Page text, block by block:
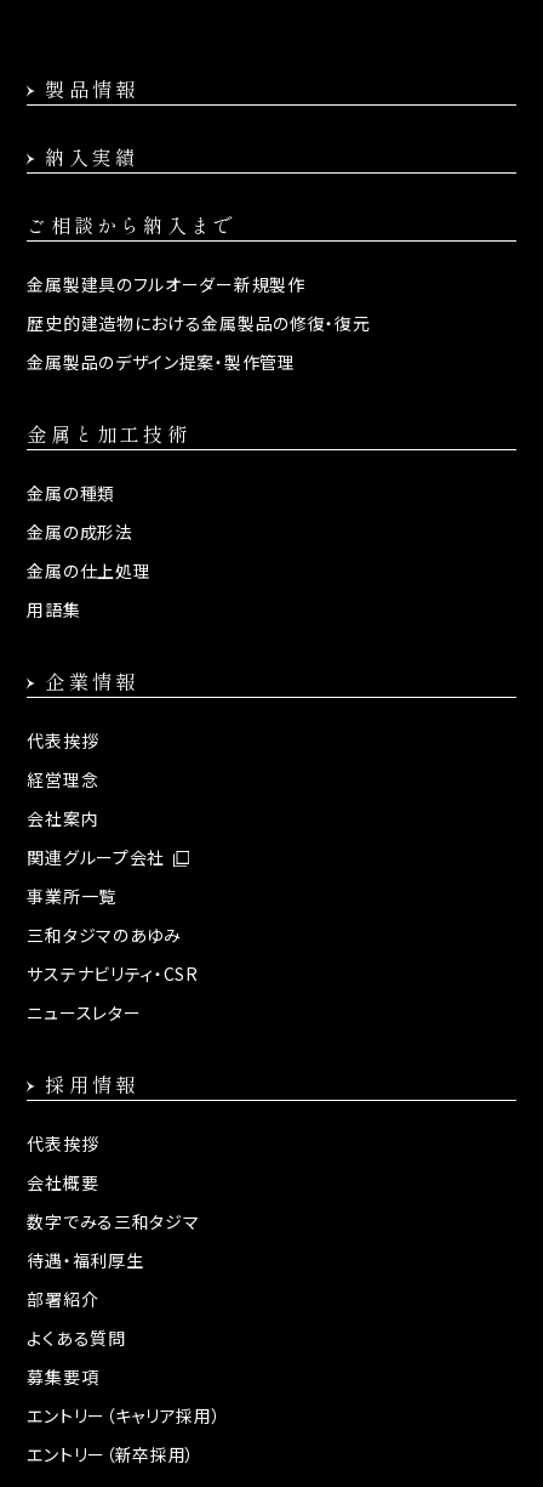
製品情報
納入実績
ご相談から納入まで
金属製建具のフルオーダー新規製作
歴史的建造物における金属製品の修復・復元
金属製品のデザイン提案・製作管理
金属と加工技術
金属の種類
金属の成形法
金属の仕上処理
用語集
企業情報
代表挨拶
経営理念
会社案内
関連グループ会社
事業所一覧
三和タジマのあゆみ
サステナビリティ・CSR
ニュースレター
採用情報
代表挨拶
会社概要
数字でみる三和タジマ
待遇・福利厚生
部署紹介
よくある質問
募集要項
エントリー（キャリア採用）
エントリー（新卒採用）